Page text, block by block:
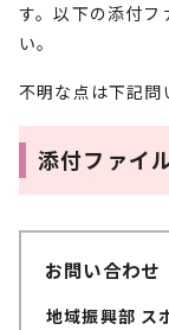
す。以下の添付フ
い。
不明な点は下記問
添付ファイ
お問い合わせ
地域振興部 ス